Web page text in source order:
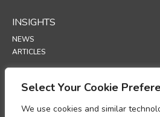
Select Your Cookie
We use cookies and similar
INSIGHTS
NEWS
ARTICLES
SUPPORT